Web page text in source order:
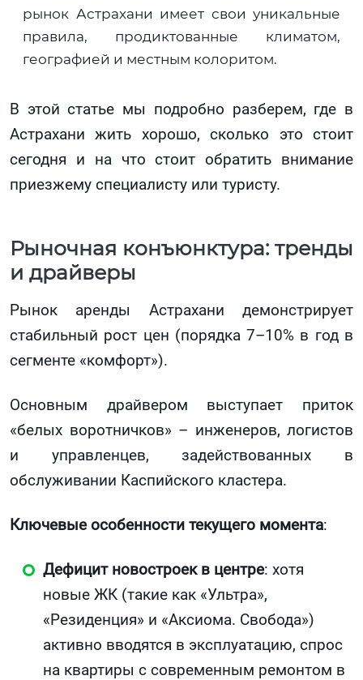
рынок Астрахани имеет свои уникальные
правила, продиктованные климатом,
географией и местным колоритом.
В этой статье мы подробно разберем, где в
Астрахани жить хорошо, сколько это стоит
сегодня и на что стоит обратить внимание
приезжему специалисту или туристу.
Рыночная конъюнктура: тренды
и драйверы
Рынок аренды Астрахани демонстрирует
стабильный рост цен (порядка 7–10% в год в
сегменте «комфорт»).
Основным драйвером выступает приток
«белых воротничков» – инженеров, логистов
и управленцев, задействованных в
обслуживании Каспийского кластера.
Ключевые особенности текущего момента:
Дефицит новостроек в центре: хотя
новые ЖК (такие как «Ультра»,
«Резиденция» и «Аксиома. Свобода»)
активно вводятся в эксплуатацию, спрос
на квартиры с современным ремонтом в